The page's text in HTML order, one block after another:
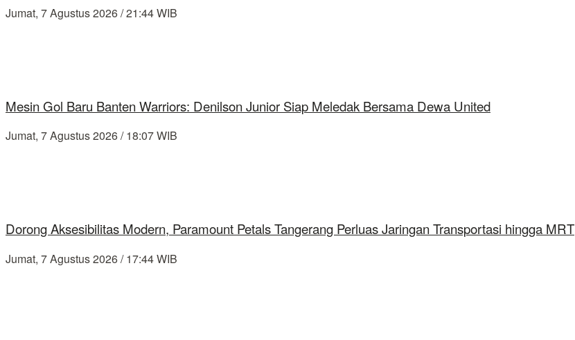
Jumat, 7 Agustus 2026 / 21:44 WIB
Mesin Gol Baru Banten Warriors: Denilson Junior Siap Meledak Bersama Dewa United
Jumat, 7 Agustus 2026 / 18:07 WIB
Dorong Aksesibilitas Modern, Paramount Petals Tangerang Perluas Jaringan Transportasi hingga MRT
Jumat, 7 Agustus 2026 / 17:44 WIB